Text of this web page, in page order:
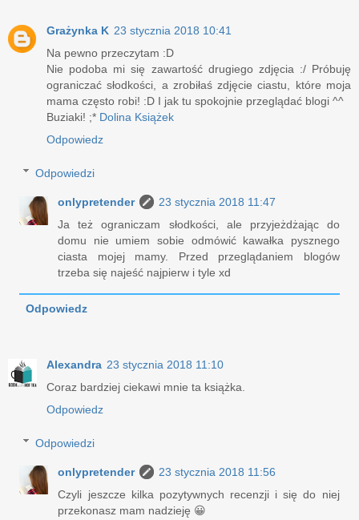
Grażynka K 23 stycznia 2018 10:41
Na pewno przeczytam :D
Nie podoba mi się zawartość drugiego zdjęcia :/ Próbuję
ograniczać słodkości, a zrobiłaś zdjęcie ciastu, które moja
mama często robi! :D I jak tu spokojnie przeglądać blogi ^^
Buziaki! ;* Dolina Książek
Odpowiedz
Odpowiedzi
onlypretender
23 stycznia 2018 11:47
Ja też ograniczam słodkości, ale przyjeżdżając do
domu nie umiem sobie odmówić kawałka pysznego
ciasta mojej mamy. Przed przeglądaniem blogów
trzeba się najeść najpierw i tyle xd
Odpowiedz
Alexandra 23 stycznia 2018 11:10
Coraz bardziej ciekawi mnie ta książka.
Odpowiedz
Odpowiedzi
onlypretender
23 stycznia 2018 11:56
Czyli jeszcze kilka pozytywnych recenzji i się do niej
przekonasz mam nadzieję 😀